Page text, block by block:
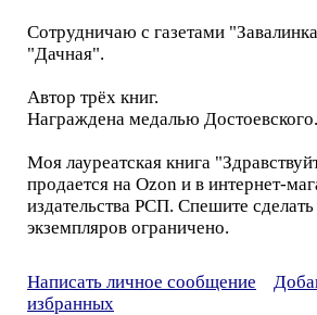
Сотрудничаю с газетами
"Дачная".
Автор трёх книг.
Награждена медалью Достоевского.
Моя лауреатская книга
продается на Ozon и в интернет-
издательства РСП. Спешите сделать
экземпляров ограничено.
Написать личное сообщение
избранных